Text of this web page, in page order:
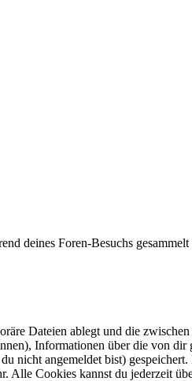
deines Foren-Besuchs gesammelt
Dateien ablegt und die zwischen
Informationen über die von dir
nicht angemeldet bist)
Alle Cookies kannst du jederzeit